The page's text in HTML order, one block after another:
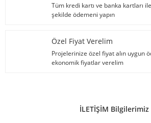
Tüm kredi kartı ve banka kartları
şekilde ödemeni yapın
Özel Fiyat Verelim
Projelerinize özel fiyat alın uygun
ekonomik fiyatlar verelim
İLETİŞİM Bilgilerimiz